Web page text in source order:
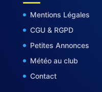
Mentions Légales
CGU & RGPD
Petites Annonces
Météo au club
Contact